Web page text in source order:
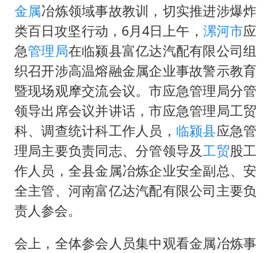
笔试第一被劝弃考涉事副校长被撤职
白海豚5次眼壁置换
构建更高水平的全民健身公共服务体系
金属冶炼领域事故教训，切实推进涉爆炸
类百日攻坚行动，6月4日上午， 漯河市应
急管理局在临颍县富亿达汽配有限公司组
织召开涉高温熔融金属企业事故警示教育
暨现场观摩交流会议。市应急管理局分管
领导出席会议并讲话，市应急管理局工贸
科、调查统计科工作人员， 临颍县应急管
理局主要负责同志、分管领导及工贸股工
作人员，全县金属冶炼企业安全副总、安
全主管、河南富亿达汽配有限公司主要负
责人参会。
会上，全体参会人员集中观看金属冶炼事